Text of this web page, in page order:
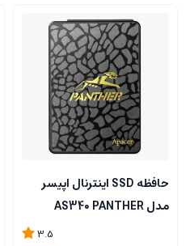
حافظه SSD اینترنال اپیسر
مدل AS340 PANTHER
3.5